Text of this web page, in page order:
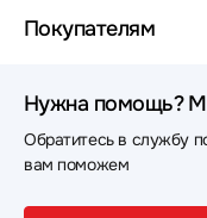
Покупателям
Нужна помощь?
Обратитесь в службу
вам поможем